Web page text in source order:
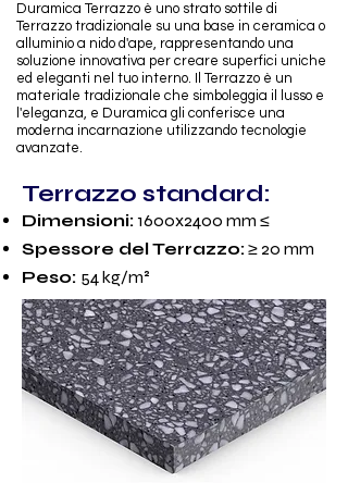
Duramica Terrazzo è uno strato sottile di
Terrazzo tradizionale su una base in ceramica o
alluminio a nido d'ape, rappresentando una
soluzione innovativa per creare superfici uniche
ed eleganti nel tuo interno. Il Terrazzo è un
materiale tradizionale che simboleggia il lusso e
l'eleganza, e Duramica gli conferisce una
moderna incarnazione utilizzando tecnologie
avanzate.
Terrazzo standard:
Dimensioni:1600x2400 mm ≤
Spessore del Terrazzo:≥ 20 mm
Peso: 54 kg/m²